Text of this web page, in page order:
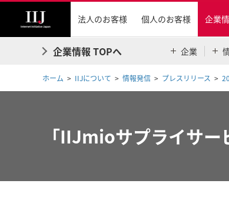
法人のお客様 個人のお客様 企業
企業情報 TOPへ 企業
ホーム IIJについて 情報発信 プレスリリース
「IIJmioサプライサ